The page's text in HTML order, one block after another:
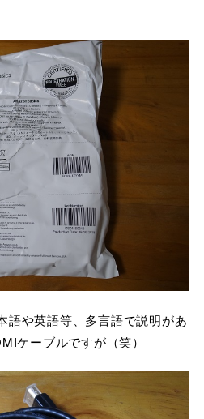
語や英語等、多言語で説明があ
ケーブルですが（笑）